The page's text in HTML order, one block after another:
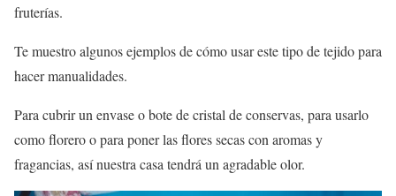
fruterías.
Te muestro algunos ejemplos de cómo usar este tipo de tejido para
hacer manualidades.
Para cubrir un envase o bote de cristal de conservas, para usarlo
como florero o para poner las flores secas con aromas y
fragancias, así nuestra casa tendrá un agradable olor.